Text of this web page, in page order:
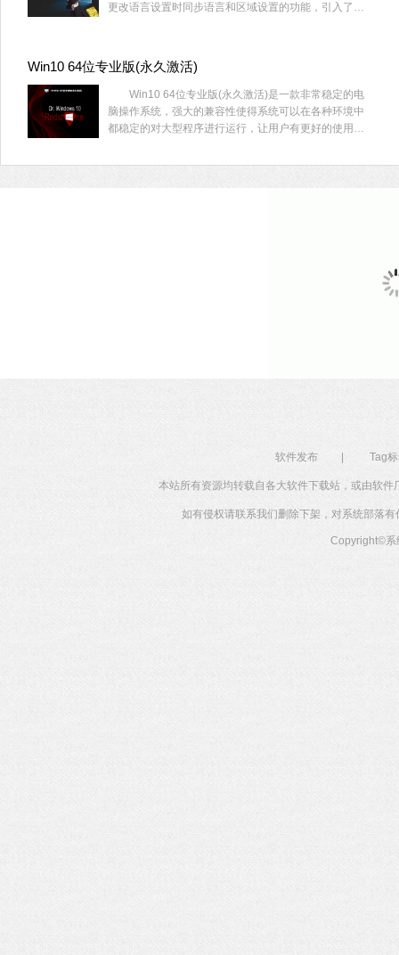
更改语言设置时同步语言和区域设置的功能，引入了防
Win10 64位专业版(永久激活)
Win10 64位专业版(永久激活)是一款非常稳定的电
脑操作系统，强大的兼容性使得系统可以在各种环境中
都稳定的对大型程序进行运行，让用户有更好的使用体
软件发布 Tag
本站所有资源均转载自各大软件下载站，或由软
如有侵权请联系我们删除下架，对系统部落
Copyright©系